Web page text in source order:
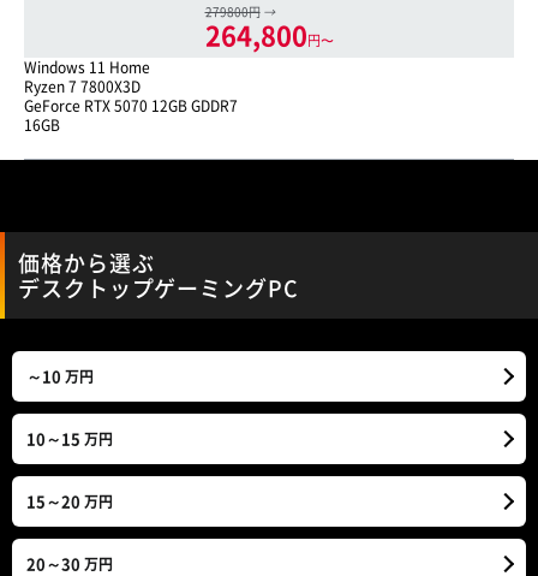
279800円 →
264,800円〜
Windows 11 Home
Ryzen 7 7800X3D
GeForce RTX 5070 12GB GDDR7
16GB
価格から選ぶ
デスクトップゲーミングPC
～10 万円
10～15 万円
15～20 万円
20～30 万円